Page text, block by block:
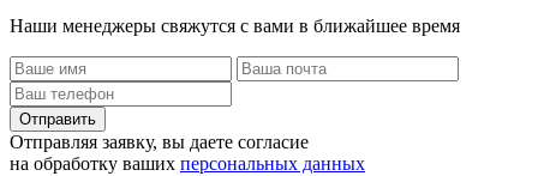
Наши менеджеры свяжутся с вами в ближайшее время
Отправить
Отправляя заявку, вы даете согласие
на обработку ваших персональных данных